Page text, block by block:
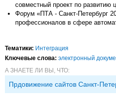
совместный проект по развитию
Форум «ПТА - Санкт-Петербург
профессионалов в сфере
Тематики: Интеграция
Ключевые слова: электронный
А ЗНАЕТЕ ЛИ ВЫ, ЧТО:
Прдовижение сайтов Санкт-